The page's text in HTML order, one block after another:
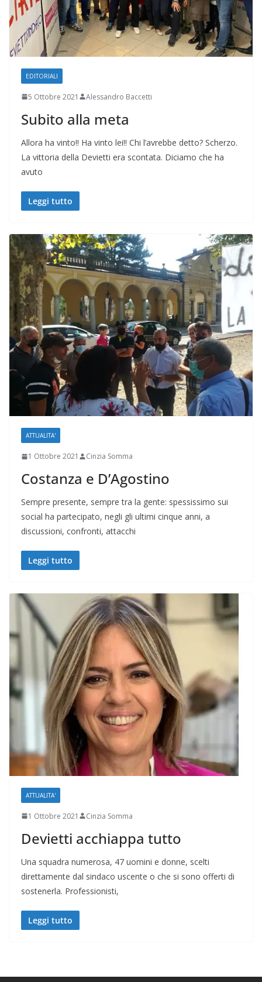
EDITORIALI
5 Ottobre 2021 Alessandro Baccetti
Subito alla meta
Allora ha vinto!! Ha vinto lei!! Chi l’avrebbe detto? Scherzo.
La vittoria della Devietti era scontata. Diciamo che ha
avuto
Leggi tutto
ATTUALITA'
1 Ottobre 2021 Cinzia Somma
Costanza e D’Agostino
Sempre presente, sempre tra la gente: spessissimo sui
social ha partecipato, negli gli ultimi cinque anni, a
discussioni, confronti, attacchi
Leggi tutto
ATTUALITA'
1 Ottobre 2021 Cinzia Somma
Devietti acchiappa tutto
Una squadra numerosa, 47 uomini e donne, scelti
direttamente dal sindaco uscente o che si sono offerti di
sostenerla. Professionisti,
Leggi tutto